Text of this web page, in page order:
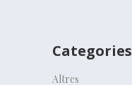
Categories
Altres